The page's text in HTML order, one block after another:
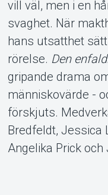
vill väl, men i en
svaghet. När
hans utsatthet
rörelse. Den
gripande drama
människovärde -
förskjuts.
Bredfeldt, Jessica
Angelika Prick och